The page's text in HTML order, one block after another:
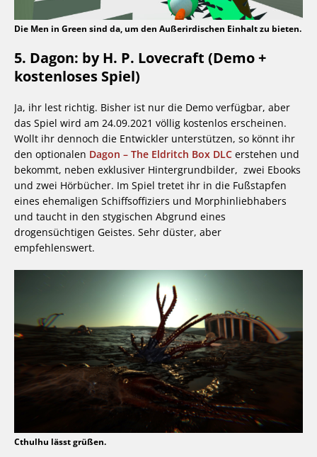
Die Men in Green sind da, um den Außerirdischen Einhalt zu bieten.
5. Dagon: by H. P. Lovecraft (Demo +
kostenloses Spiel)
Ja, ihr lest richtig. Bisher ist nur die Demo verfügbar, aber
das Spiel wird am 24.09.2021 völlig kostenlos erscheinen.
Wollt ihr dennoch die Entwickler unterstützen, so könnt ihr
den optionalen Dagon – The Eldritch Box DLC erstehen und
bekommt, neben exklusiver Hintergrundbilder, zwei Ebooks
und zwei Hörbücher. Im Spiel tretet ihr in die Fußstapfen
eines ehemaligen Schiffsoffiziers und Morphinliebhabers
und taucht in den stygischen Abgrund eines
drogensüchtigen Geistes. Sehr düster, aber
empfehlenswert.
Cthulhu lässt grüßen.